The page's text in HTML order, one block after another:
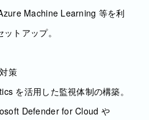
Machine Learning 等を利
トアップ。
策
を活用した監視体制の構築。
Defender for Cloud や